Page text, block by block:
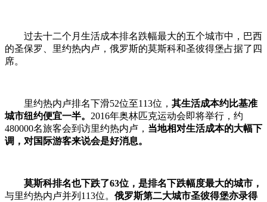
过去十二个月生活成本排名跌幅最大的五个城市中，巴西
的圣保罗、里约热内卢，俄罗斯的莫斯科和圣彼得堡占据了四
席。
里约热内卢排名下滑52位至113位， 其生活成本约比基准
城市纽约便宜一半。 2016年奥林匹克运动会即将举行，约
480000名旅客会到访里约热内卢， 当地相对生活成本的大幅下
调，对国际游客来说会是好消息。
莫斯科排名也下跌了63位，是排名下跌幅度最大的城市，
与里约热内卢并列113位。 俄罗斯第二大城市圣彼得堡亦录得